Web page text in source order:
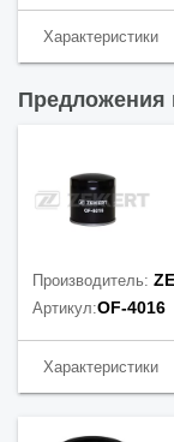
Характеристики
Предложения
Производитель:
Артикул:OF-4016
Характеристики